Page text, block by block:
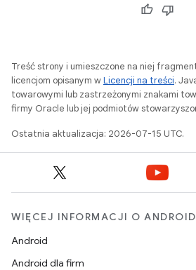
Treść strony i umieszczone na niej
licencjom opisanym wLicencji na treści.
towarowymi lub zastrzeżonymi znakami
firmy Oracle lub jej podmiotów
Ostatnia aktualizacja: 2026-07-15 UTC.
WIĘCEJ INFORMACJI O
Android
Android dla firm